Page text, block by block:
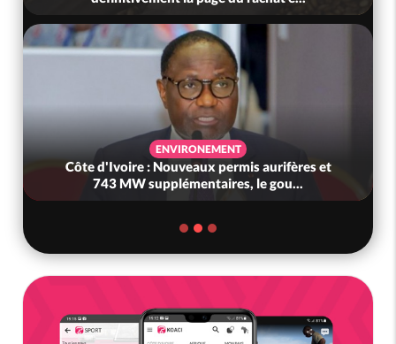
ENVIRONEMENT
Côte d'Ivoire : Nouveaux permis aurifères et
743 MW supplémentaires, le gou...